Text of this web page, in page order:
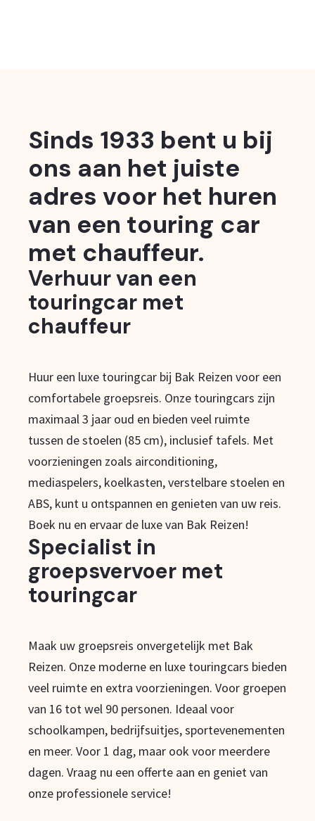
Sinds 1933 bent u bij
ons aan het juiste
adres voor het huren
van een touring car
met chauffeur.
Verhuur van een
touringcar met
chauffeur
Huur een luxe touringcar bij Bak Reizen voor een
comfortabele groepsreis. Onze touringcars zijn
maximaal 3 jaar oud en bieden veel ruimte
tussen de stoelen (85 cm), inclusief tafels. Met
voorzieningen zoals airconditioning,
mediaspelers, koelkasten, verstelbare stoelen en
ABS, kunt u ontspannen en genieten van uw reis.
Boek nu en ervaar de luxe van Bak Reizen!
Specialist in
groepsvervoer met
touringcar
Maak uw groepsreis onvergetelijk met Bak
Reizen. Onze moderne en luxe touringcars bieden
veel ruimte en extra voorzieningen. Voor groepen
van 16 tot wel 90 personen. Ideaal voor
schoolkampen, bedrijfsuitjes, sportevenementen
en meer. Voor 1 dag, maar ook voor meerdere
dagen. Vraag nu een offerte aan en geniet van
onze professionele service!